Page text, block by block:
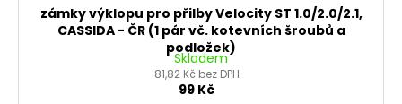
zámky výklopu pro přilby Velocity ST 1.0/2.0/2.1,
CASSIDA - ČR (1 pár vč. kotevních šroubů a
podložek)
Skladem
81,82 Kč bez DPH
99 Kč